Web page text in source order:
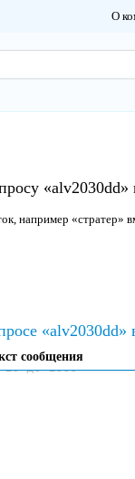
О
«alv2030dd»
например
сообщения